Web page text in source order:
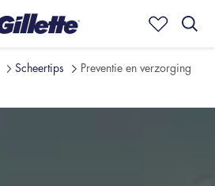
Scheertips
Preventie en verzorging